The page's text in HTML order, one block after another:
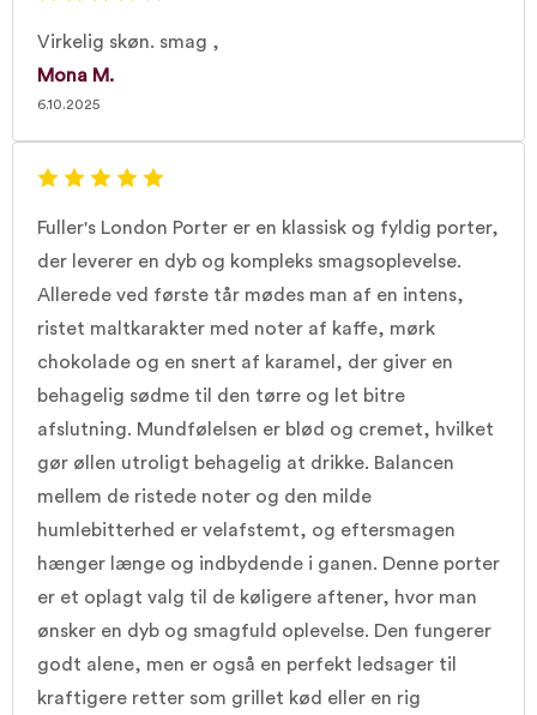
Virkelig skøn. smag ,
Mona M.
6.10.2025
Fuller's London Porter er en klassisk og fyldig porter,
der leverer en dyb og kompleks smagsoplevelse.
Allerede ved første tår mødes man af en intens,
ristet maltkarakter med noter af kaffe, mørk
chokolade og en snert af karamel, der giver en
behagelig sødme til den tørre og let bitre
afslutning. Mundfølelsen er blød og cremet, hvilket
gør øllen utroligt behagelig at drikke. Balancen
mellem de ristede noter og den milde
humlebitterhed er velafstemt, og eftersmagen
hænger længe og indbydende i ganen. Denne porter
er et oplagt valg til de køligere aftener, hvor man
ønsker en dyb og smagfuld oplevelse. Den fungerer
godt alene, men er også en perfekt ledsager til
kraftigere retter som grillet kød eller en rig